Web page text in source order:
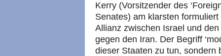
Kerry (Vorsitzender des
Senates) am klarsten
Allianz zwischen Israel und
gegen den Iran. Der Begriff
dieser Staaten zu tun, sondern